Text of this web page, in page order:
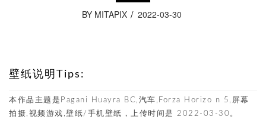
BY MITAPIX 2022-03-30
壁纸说明Tips:
本作品主题是Pagani Huayra BC,汽车,Forza Horizo​​ n 5,屏幕
拍摄,视频游戏,壁纸/手机壁纸，上传时间是 2022-03-30。